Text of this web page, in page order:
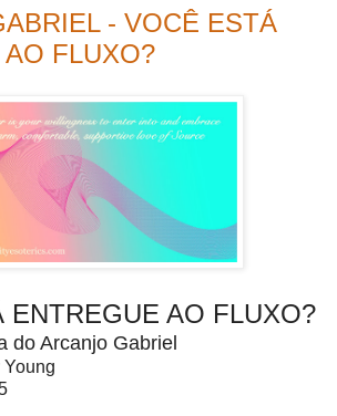
- VOCÊ ESTÁ
FLUXO?
ENTREGUE AO FLUXO?
do Arcanjo Gabriel